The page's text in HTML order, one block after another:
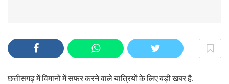
छत्तीसगढ़ में विमानों में सफर करने वाले यात्रियों के लिए बड़ी खबर है.